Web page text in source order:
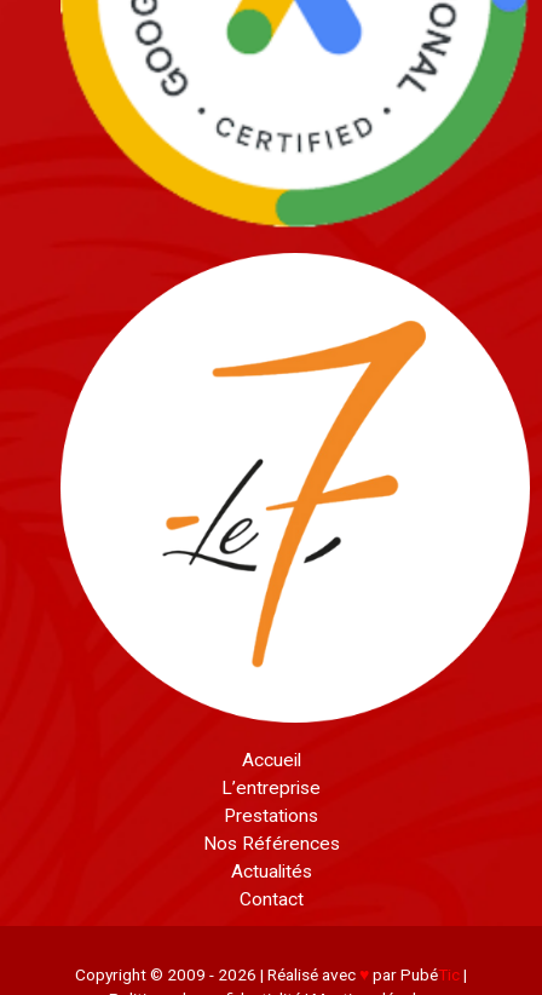
Accueil
L’entreprise
Prestations
Nos Références
Actualités
Contact
Copyright © 2009 - 2026 | Réalisé avec ♥par PubéTic|